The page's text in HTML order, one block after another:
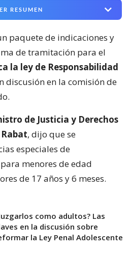
RESUMEN
paquete de indicaciones y
de tramitación para el
la ley de Responsabilidad
discusión en la comisión de
de Justicia y Derechos
, dijo que se
especiales de
menores de edad
de 17 años y 6 meses.
como adultos? Las
en la discusión sobre
la Ley Penal Adolescente